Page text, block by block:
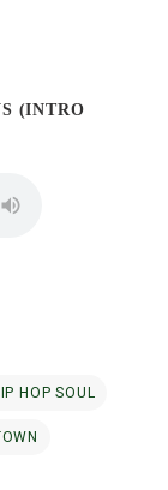
(INTRO
HOP SOUL